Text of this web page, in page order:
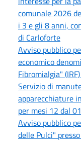
comunale 2026
i 3 e gli 8 anni,
di Carloforte
Avviso pubblico
economico
Fibromialgia"
Servizio di
apparecchiature
per mesi 12 dal
Avviso pubblico
delle Pulci"